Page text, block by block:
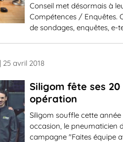
Conseil met désormais à
Compétences / Enquêtes.
de sondages, enquêtes, e-
| 25 avril 2018
Siligom fête ses
opération
Siligom souffle cette
occasion, le pneumaticien
campagne "Faites équipe